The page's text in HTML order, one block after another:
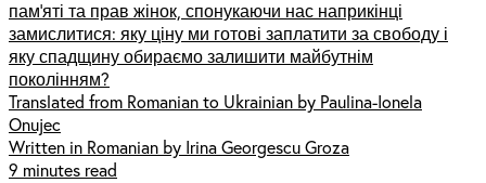
пам’яті та прав жінок, спонукаючи нас наприкінці
замислитися: яку ціну ми готові заплатити за свободу і
яку спадщину обираємо залишити майбутнім
поколінням?
Translated from Romanian to Ukrainian by Paulina-Ionela
Onujec
Written in Romanian by Irina Georgescu Groza
9 minutes read